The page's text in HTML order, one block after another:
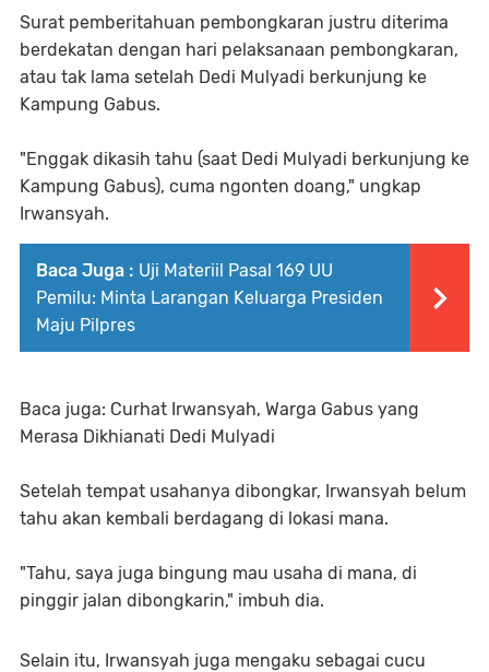
Surat pemberitahuan pembongkaran justru diterima
berdekatan dengan hari pelaksanaan pembongkaran,
atau tak lama setelah Dedi Mulyadi berkunjung ke
Kampung Gabus.
"Enggak dikasih tahu (saat Dedi Mulyadi berkunjung ke
Kampung Gabus), cuma ngonten doang," ungkap
Irwansyah.
Baca Juga : Uji Materiil Pasal 169 UU
Pemilu: Minta Larangan Keluarga Presiden
Maju Pilpres
Baca juga: Curhat Irwansyah, Warga Gabus yang
Merasa Dikhianati Dedi Mulyadi
Setelah tempat usahanya dibongkar, Irwansyah belum
tahu akan kembali berdagang di lokasi mana.
"Tahu, saya juga bingung mau usaha di mana, di
pinggir jalan dibongkarin," imbuh dia.
Selain itu, Irwansyah juga mengaku sebagai cucu